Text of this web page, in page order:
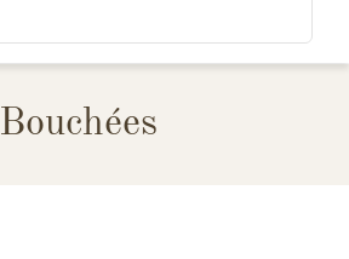
Bouchées